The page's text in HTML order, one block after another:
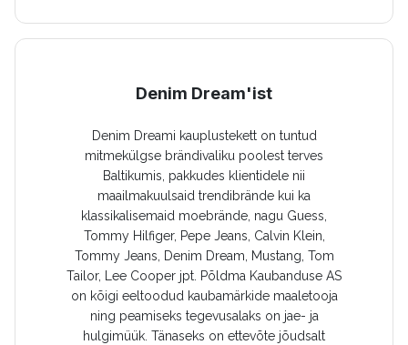
Denim Dream'ist
Denim Dreami kauplustekett on tuntud
mitmekülgse brändivaliku poolest terves
Baltikumis, pakkudes klientidele nii
maailmakuulsaid trendibrände kui ka
klassikalisemaid moebrände, nagu Guess,
Tommy Hilfiger, Pepe Jeans, Calvin Klein,
Tommy Jeans, Denim Dream, Mustang, Tom
Tailor, Lee Cooper jpt. Põldma Kaubanduse AS
on kõigi eeltoodud kaubamärkide maaletooja
ning peamiseks tegevusalaks on jae- ja
hulgimüük. Tänaseks on ettevõte jõudsalt